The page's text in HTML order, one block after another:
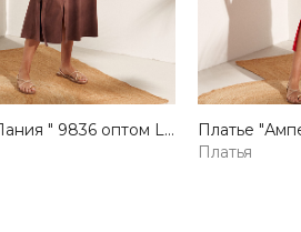
Платье "Лания " 9836 оптом Lilo — купить от производителя
Платья